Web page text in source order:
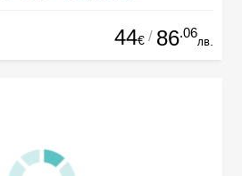
44€ / 86.06
лв.